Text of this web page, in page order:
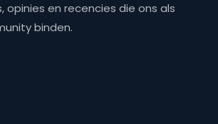
opinies en recencies die ons als
binden.